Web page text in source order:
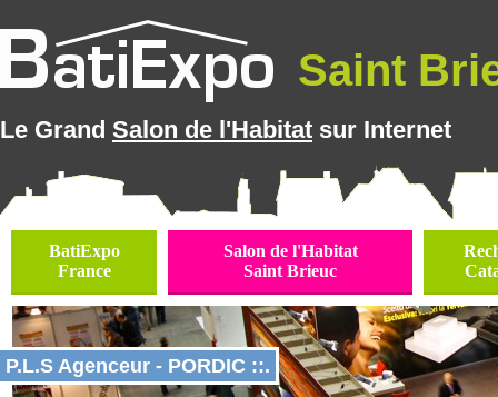
Saint
Le Grand Salon de l'Habitat sur Internet
BatiExpo
France
Salon de l'Habitat
Saint Brieuc
P.L.S Agenceur - PORDIC ::.